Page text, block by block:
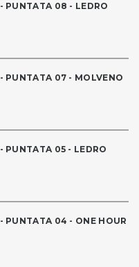
PUNTATA 08 - LEDRO
PUNTATA 07 - MOLVENO
PUNTATA 05 - LEDRO
PUNTATA 04 - ONE HOUR